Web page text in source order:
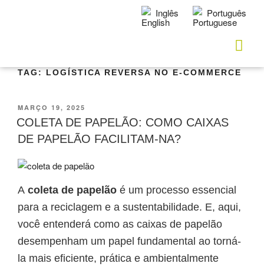
Inglês Português
TAG: LOGÍSTICA REVERSA NO E-COMMERCE
MARÇO 19, 2025
COLETA DE PAPELÃO: COMO CAIXAS
DE PAPELÃO FACILITAM-NA?
A coleta de papelão é um processo essencial
para a reciclagem e a sustentabilidade. E, aqui,
você entenderá como as caixas de papelão
desempenham um papel fundamental ao torná-
la mais eficiente, prática e ambientalmente